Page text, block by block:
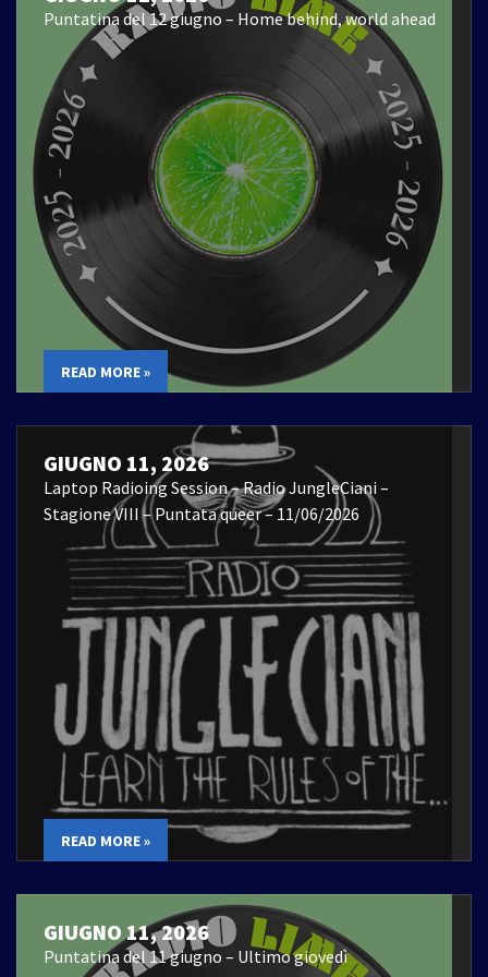
Puntatina del 12 giugno – Home behind, world ahead
READ MORE »
GIUGNO 11, 2026
Laptop Radioing Session – Radio JungleCiani –
Stagione VIII – Puntata queer – 11/06/2026
READ MORE »
GIUGNO 11, 2026
Puntatina del 11 giugno – Ultimo giovedì